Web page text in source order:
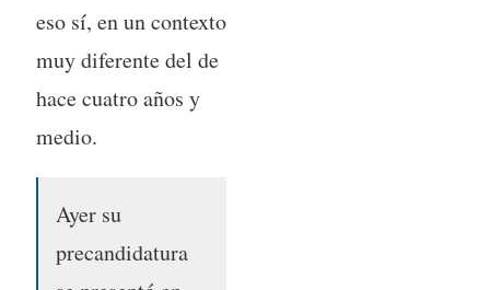
eso sí, en un contexto
muy diferente del de
hace cuatro años y
medio.
Ayer su
precandidatura